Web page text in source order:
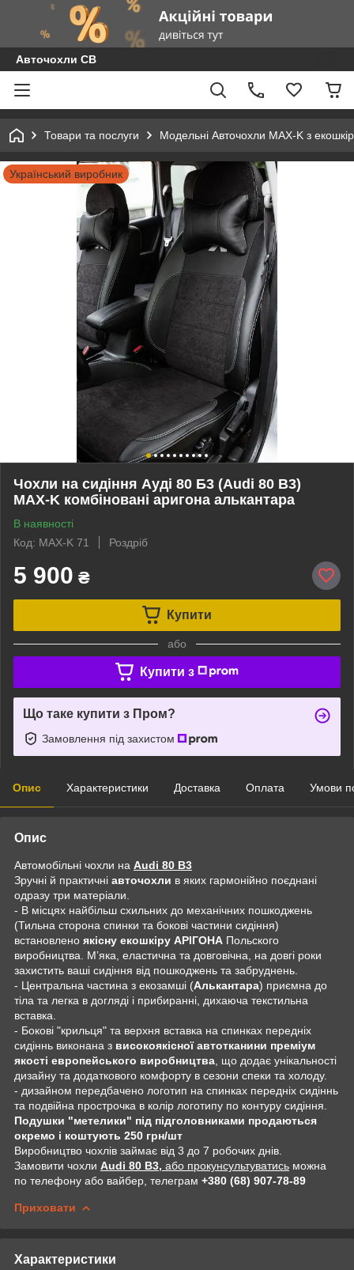
Авточохли СВ
Товари та послуги Модельні Авточохли MAX-K з
Український виробник
Чохли на сидіння Ауді 80 Б3 (Audi 80 B3)
MAX-K комбіновані аригона алькантара
В наявності
Код: MAX-K 71
Роздріб
5 900 ₴
Купити
або
Купити з
Що таке купити з Пром?
Замовлення під захистом
Опис Характеристики Доставка Оплата Умови
Опис
Автомобільні чохли на Audi 80 B3
Зручні й практичні авточохли в яких гармонійно поєднані
одразу три матеріали.
- В місцях найбільш схильних до механічних пошкоджень
(Тильна сторона спинки та бокові частини сидіння)
встановлено якісну екошкіру АРІГОНА Польского
виробництва. Мʼяка, еластична та довговічна, на довгі роки
захистить ваші сидіння від пошкоджень та забруднень.
- Центральна частина з екозамші (Алькантара) приємна до
тіла та легка в догляді і прибиранні, дихаюча текстильна
вставка.
- Бокові "крильця" та верхня вставка на спинках передніх
сидіннь виконана з високоякісної автотканини преміум
якості европейського виробництва , що додає унікальності
дизайну та додаткового комфорту в сезони спеки та холоду.
- дизайном передбачено логотип на спинках передніх сидіннь
та подвійна прострочка в колір логотипу по контуру сидіння.
Подушки "метелики" під підголовниками продаються
окремо і коштують 250 грн/шт
Виробництво чохлів займає від 3 до 7 робочих днів.
Замовити чохли Audi 80 B3, або прокунсультуватись можна
по телефону або вайбер, телеграм +380 (68) 907-78-89
Приховати
Характеристики